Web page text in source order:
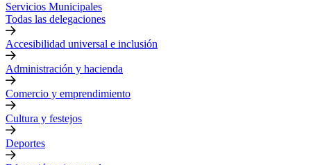
Servicios Municipales
Todas las delegaciones
Accesibilidad universal e inclusión
Administración y hacienda
Comercio y emprendimiento
Cultura y festejos
Deportes